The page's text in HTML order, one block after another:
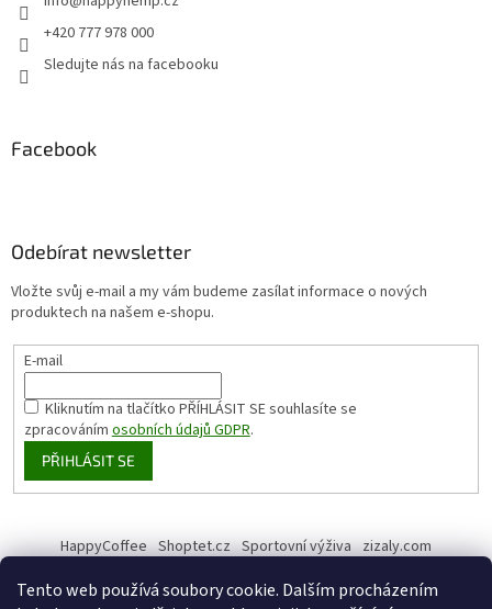
Tento web používá soubory cookie. Dalším procházením
+420 777 978 000
Sledujte nás na facebooku
Facebook
Odebírat newsletter
Vložte svůj e-mail a my vám budeme zasílat informace o nových
produktech na našem e-shopu.
E-mail
Kliknutím na tlačítko PŘÍHLÁSIT SEsouhlasíte se
zpracovánímosobních údajů GDPR.
PŘIHLÁSIT SE
HappyCoffee Shoptet.cz Sportovní výživa zizaly.com